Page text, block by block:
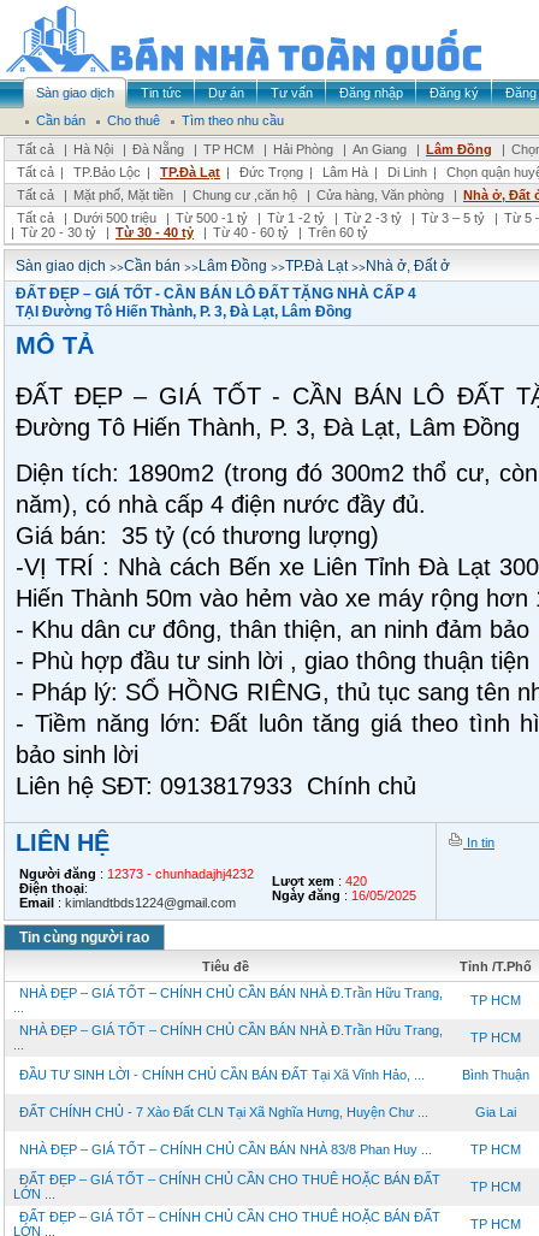
Sàn giao dịch Tin tức Dự án Tư vấn Đăng nhập Đăng ký
Đăng
Cần bán
Cho thuê
Tìm theo nhu cầu
Tất cả
| Hà Nội | Đà Nẵng | TP HCM | Hải Phòng | An Giang | Lâm Đồng |
Tất cả | TP.Bảo Lộc | TP.Đà Lạt | Đức Trọng | Lâm Hà | Di Linh |
Chọn quận
Tất cả
| Mặt phố, Mặt tiền | Chung cư ,căn hộ | Cửa hàng, Văn phòng | Nhà ở, Đất
Tất cả
| Dưới 500 triệu | Từ 500 -1 tỷ | Từ 1 -2 tỷ | Từ 2 -3 tỷ | Từ 3 – 5 tỷ | Từ 5
| Từ 20 - 30 tỷ | Từ 30 - 40 tỷ | Từ 40 - 60 tỷ | Trên 60 tỷ
Sàn giao dịch >>Cần bán >>Lâm Đồng >>TP.Đà Lạt>>Nhà ở, Đất ở
ĐẤT ĐẸP – GIÁ TỐT - CẦN BÁN LÔ ĐẤT TẶNG NHÀ CẤP 4
TẠI Đường Tô Hiến Thành, P. 3, Đà Lạt, Lâm Đồng
MÔ TẢ
ĐẤT ĐẸP – GIÁ TỐT - CẦN BÁN LÔ ĐẤT
Đường Tô Hiến Thành, P. 3, Đà Lạt, Lâm Đồng
Diện tích: 1890m2 (trong đó 300m2 thổ cư,
năm), có nhà cấp 4 điện nước đầy đủ.
Giá bán: 35 tỷ (có thương lượng)
-VỊ TRÍ : Nhà cách Bến xe Liên Tỉnh Đà Lạt
Hiến Thành 50m vào hẻm vào xe máy rộng hơn
- Khu dân cư đông, thân thiện, an ninh đảm bảo
- Phù hợp đầu tư sinh lời , giao thông thuận tiện
- Pháp lý: SỔ HỒNG RIÊNG, thủ tục sang tên
- Tiềm năng lớn: Đất luôn tăng giá theo tình
bảo sinh lời
Liên hệ SĐT: 0913817933 Chính chủ
LIÊN HỆ
Người đăng : 12373 - chunhadajhj4232
Điện thoại:
Email : kimlandtbds1224@gmail.com
Lượt xem : 420
Ngày đăng : 16/05/2025
In tin
Tin cùng người rao
Tiêu đề
Tỉnh /T.Phố
NHÀ ĐẸP – GIÁ TỐT – CHÍNH CHỦ CẦN BÁN NHÀ Đ.Trần Hữu Trang,
TP HCM
NHÀ ĐẸP – GIÁ TỐT – CHÍNH CHỦ CẦN BÁN NHÀ Đ.Trần Hữu Trang,
TP HCM
ĐẦU TƯ SINH LỜI - CHÍNH CHỦ CẦN BÁN ĐẤT Tại Xã Vĩnh Hảo, ... Bình Thuận
ĐẤT CHÍNH CHỦ - 7 Xào Đất CLN Tại Xã Nghĩa Hưng, Huyện Chư ... Gia Lai
NHÀ ĐẸP – GIÁ TỐT – CHÍNH CHỦ CẦN BÁN NHÀ 83/8 Phan Huy ... TP HCM
ĐẤT ĐẸP – GIÁ TỐT – CHÍNH CHỦ CẦN CHO THUÊ HOẶC BÁN ĐẤT
LỚN ...
TP HCM
ĐẤT ĐẸP – GIÁ TỐT – CHÍNH CHỦ CẦN CHO THUÊ HOẶC BÁN ĐẤT
LỚN ...
TP HCM